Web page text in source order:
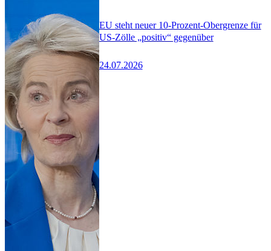
EU steht neuer 10-Prozent-Obergrenze für
US-Zölle „positiv“ gegenüber
24.07.2026